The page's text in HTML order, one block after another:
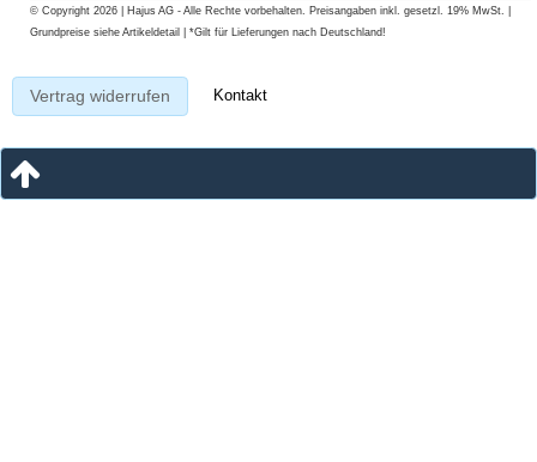
© Copyright 2026 | Hajus AG - Alle Rechte vorbehalten. Preisangaben inkl. gesetzl. 19% MwSt. |
Grundpreise siehe Artikeldetail | *Gilt für Lieferungen nach Deutschland!
Vertrag widerrufen Kontakt